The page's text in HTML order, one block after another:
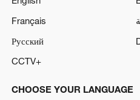
Français
Русский
CCTV+
CHOOSE YOUR LANGUAGE